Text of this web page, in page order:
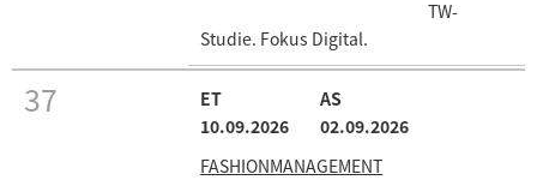
TW-
Studie. Fokus Digital.
37
10.09.2026
02.09.2026
FASHIONMANAGEMENT